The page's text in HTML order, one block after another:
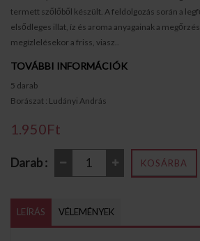
termett szőlőből készült. A feldolgozás során a
elsődleges illat, íz és aroma anyagainak a
megízlelésekor a friss, viasz..
TOVÁBBI INFORMÁCIÓK
5 darab
Borászat : Ludányi András
1.950Ft
Darab : KOSÁRBA
LEÍRÁS VÉLEMÉNYEK